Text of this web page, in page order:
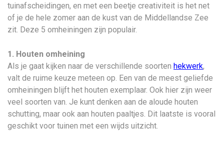
tuinafscheidingen, en met een beetje creativiteit is het net
of je de hele zomer aan de kust van de Middellandse Zee
zit. Deze 5 omheiningen zijn populair.
1. Houten omheining
Als je gaat kijken naar de verschillende soorten hekwerk,
valt de ruime keuze meteen op. Een van de meest geliefde
omheiningen blijft het houten exemplaar. Ook hier zijn weer
veel soorten van. Je kunt denken aan de aloude houten
schutting, maar ook aan houten paaltjes. Dit laatste is vooral
geschikt voor tuinen met een wijds uitzicht.